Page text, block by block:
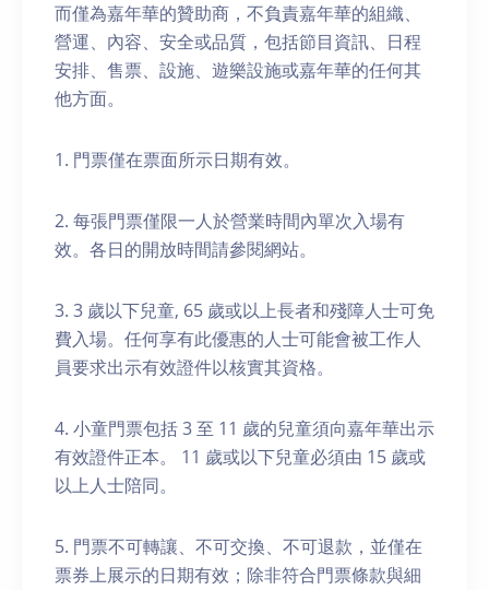
而僅為嘉年華的贊助商，不負責嘉年華的組織、
營運、內容、安全或品質，包括節目資訊、日程
安排、售票、設施、遊樂設施或嘉年華的任何其
他方面。
1. 門票僅在票面所示日期有效。
2. 每張門票僅限一人於營業時間內單次入場有
效。各日的開放時間請參閱網站。
3. 3 歲以下兒童, 65 歲或以上長者和殘障人士可免
費入場。任何享有此優惠的人士可能會被工作人
員要求出示有效證件以核實其資格。
4. 小童門票包括 3 至 11 歲的兒童須向嘉年華出示
有效證件正本。 11 歲或以下兒童必須由 15 歲或
以上人士陪同。
5. 門票不可轉讓、不可交換、不可退款，並僅在
票券上展示的日期有效；除非符合門票條款與細